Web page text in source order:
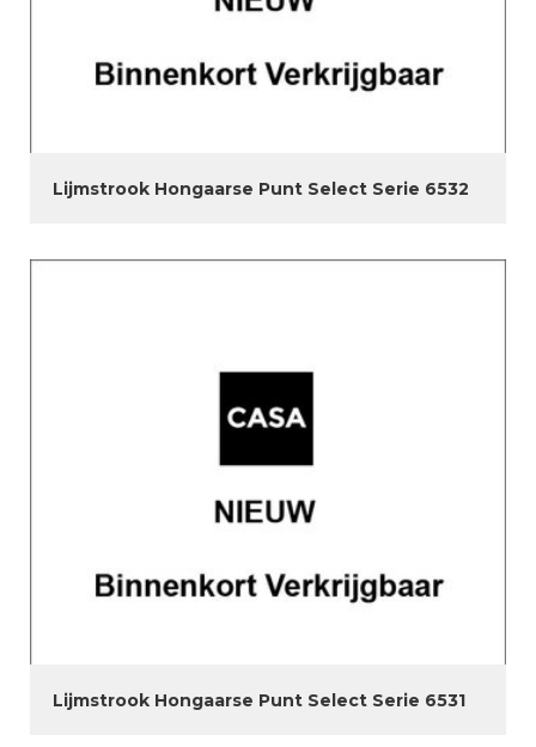
Lijmstrook Hongaarse Punt Select Serie 6532
Lijmstrook Hongaarse Punt Select Serie 6531